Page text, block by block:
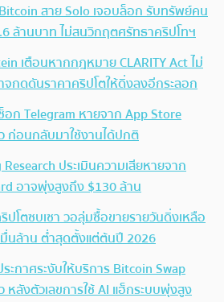
สาย Solo เจอบล็อก รับทรัพย์คน
ล้านบาท ไม่สนวิกฤตศรัทธาคริปโทฯ
เตือนหากกฎหมาย CLARITY Act ไม่
กดดันราคาคริปโตให้ดิ่งลงอีกระลอก
อก Telegram หายจาก App Store
ก่อนกลับมาใช้งานได้ปกติ
Research ประเมินความเสียหายจาก
อาจพุ่งสูงถึง $130 ล้าน
ปโตซบเซา วอลุ่มซื้อขายรายวันดิ่งเหลือ
นล้าน ต่ำสุดตั้งแต่ต้นปี 2026
ะกาศระงับให้บริการ Bitcoin Swap
หลังตัวเลขการใช้ AI แฮ็กระบบพุ่งสูง